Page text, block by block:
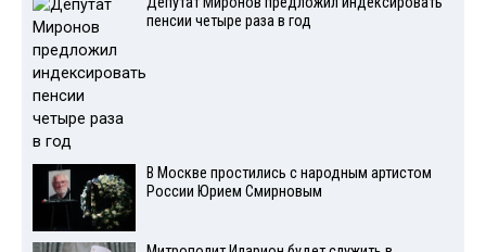
пенсии четыре раза в год
В Москве простились с народным артистом
России Юрием Смирновым